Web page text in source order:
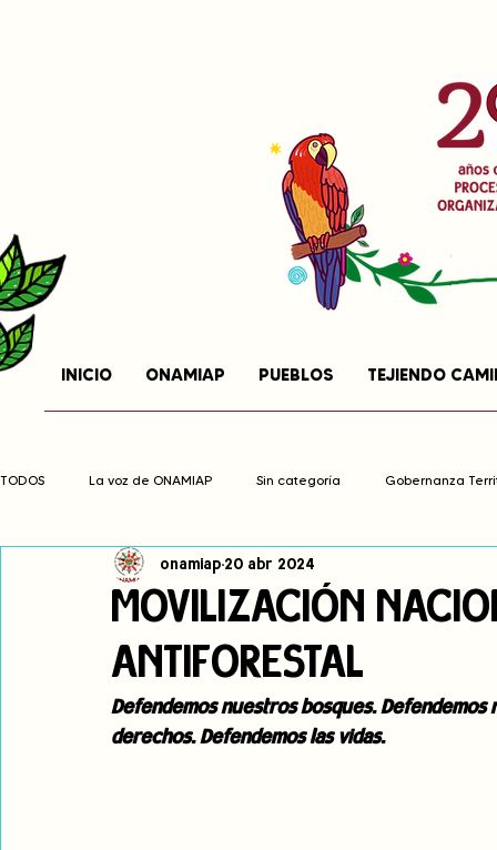
INICIO ONAMIAP PUEBLOS TEJIENDO
TODOS La voz de ONAMIAP Sin categoría Gobernanza
Cambio climático Navegador indígena
Pronunciamientos Observatorio de consulta previa
jóvenes indígenas Incidencias incidencia
MOVILIZACIÓN
ANTIFORESTAL
onamiap 20 abr 2024
Defendemos nuestros bosques.
derechos. Defendemos las vidas.